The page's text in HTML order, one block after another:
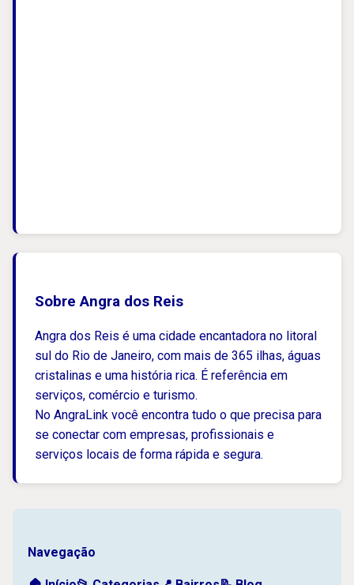
Sobre Angra dos Reis
Angra dos Reis é uma cidade encantadora no litoral
sul do Rio de Janeiro, com mais de 365 ilhas, águas
cristalinas e uma história rica. É referência em
serviços, comércio e turismo.
No AngraLink você encontra tudo o que precisa para
se conectar com empresas, profissionais e
serviços locais de forma rápida e segura.
Navegação